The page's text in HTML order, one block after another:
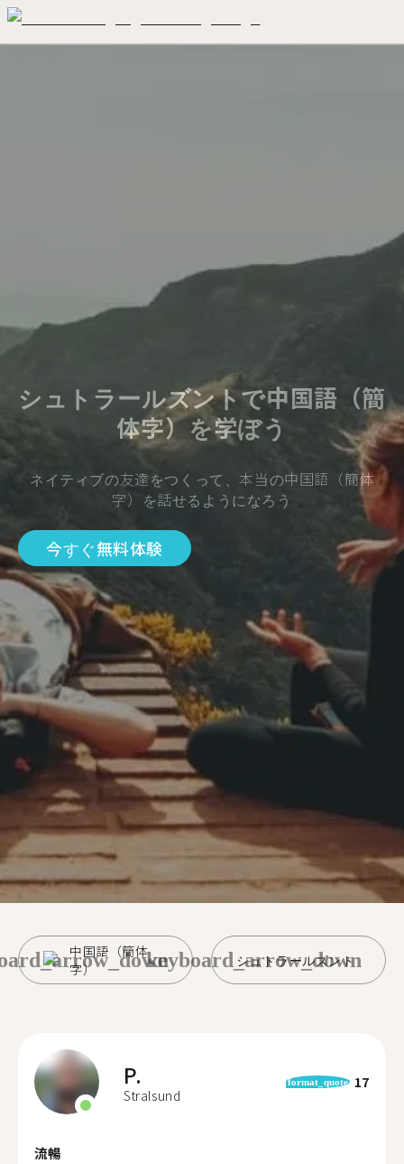
シュトラールズントで中国語（簡
体字）を学ぼう
ネイティブの友達をつくって、本当の中国語（簡体
字）を話せるようになろう
今すぐ無料体験
中国語（簡体
字）
シュトラールズント
keyboard_arrow_down
P.
Stralsund
format_quote 17
流暢